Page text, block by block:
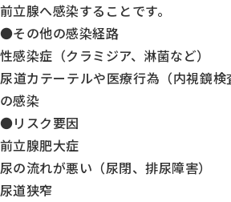
診療時間
月
前立腺へ感染することです。
●その他の感染経路
性感染症（クラミジア、淋菌など）
尿道カテーテルや医療行為（内視鏡
の感染
●リスク要因
前立腺肥大症
尿の流れが悪い（尿閉、排尿障害）
尿道狭窄